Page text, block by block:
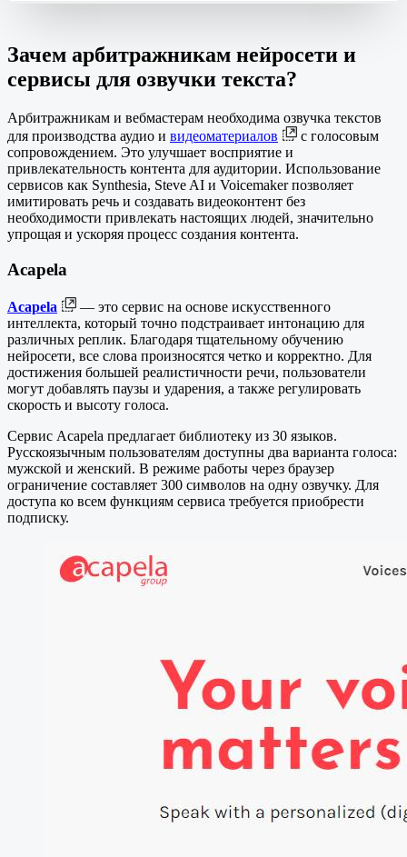
Зачем арбитражникам нейросети и
сервисы для озвучки текста?
Арбитражникам и вебмастерам необходима озвучка текстов
для производства аудио и видеоматериалов
с голосовым
сопровождением. Это улучшает восприятие и
привлекательность контента для аудитории. Использование
сервисов как Synthesia, Steve AI и Voicemaker позволяет
имитировать речь и создавать видеоконтент без
необходимости привлекать настоящих людей, значительно
упрощая и ускоряя процесс создания контента.
Acapela
Acapela
— это сервис на основе искусственного
интеллекта, который точно подстраивает интонацию для
различных реплик. Благодаря тщательному обучению
нейросети, все слова произносятся четко и корректно. Для
достижения большей реалистичности речи, пользователи
могут добавлять паузы и ударения, а также регулировать
скорость и высоту голоса.
Сервис Acapela предлагает библиотеку из 30 языков.
Русскоязычным пользователям доступны два варианта голоса:
мужской и женский. В режиме работы через браузер
ограничение составляет 300 символов на одну озвучку. Для
доступа ко всем функциям сервиса требуется приобрести
подписку.